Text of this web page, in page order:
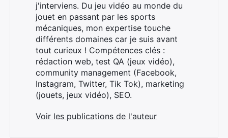
j'interviens. Du jeu vidéo au monde du
jouet en passant par les sports
mécaniques, mon expertise touche
différents domaines car je suis avant
tout curieux ! Compétences clés :
rédaction web, test QA (jeux vidéo),
community management (Facebook,
Instagram, Twitter, Tik Tok), marketing
(jouets, jeux vidéo), SEO.
Voir les publications de l'auteur